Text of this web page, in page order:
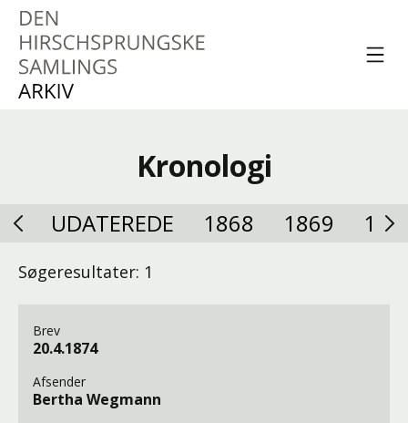
Kronologi
UDATEREDE 1868 1869
Søgeresultater: 1
Brev
20.4.1874
Afsender
Bertha Wegmann